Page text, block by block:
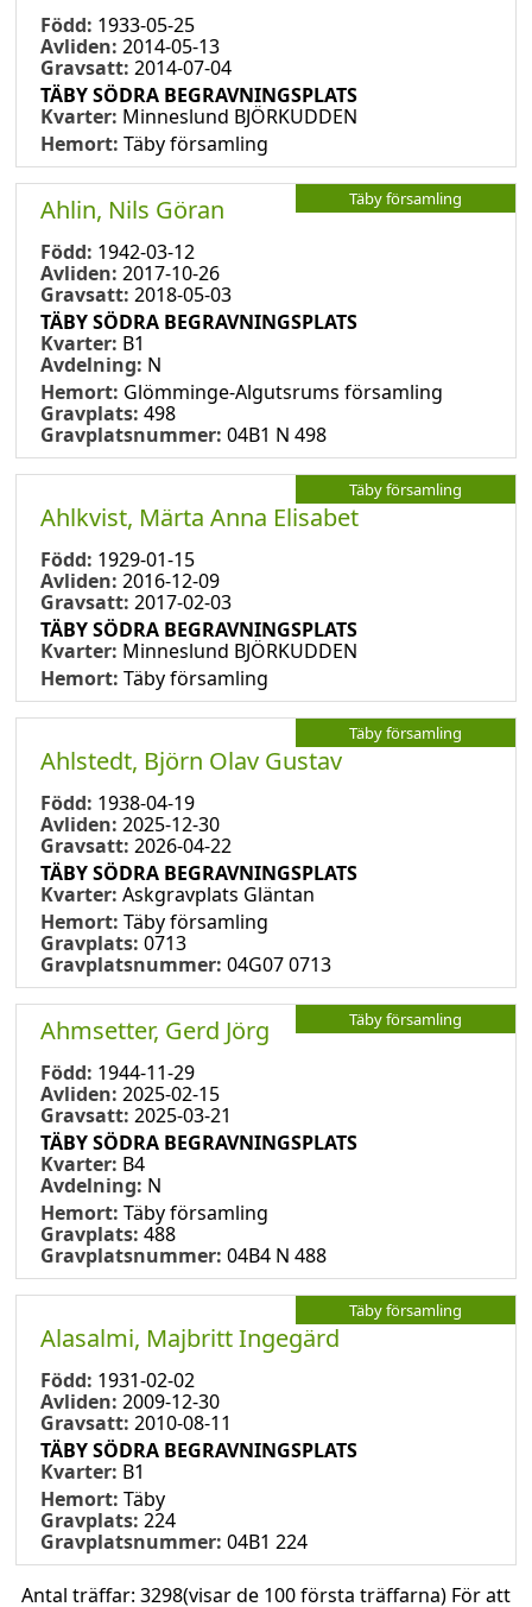
Född: 1933-05-25
Avliden: 2014-05-13
Gravsatt: 2014-07-04
TÄBY SÖDRA BEGRAVNINGSPLATS
Kvarter: Minneslund BJÖRKUDDEN
Hemort: Täby församling
Täby församling
Ahlin, Nils Göran
Född: 1942-03-12
Avliden: 2017-10-26
Gravsatt: 2018-05-03
TÄBY SÖDRA BEGRAVNINGSPLATS
Kvarter: B1
Avdelning: N
Hemort: Glömminge-Algutsrums församling
Gravplats: 498
Gravplatsnummer: 04B1 N 498
Täby församling
Ahlkvist, Märta Anna Elisabet
Född: 1929-01-15
Avliden: 2016-12-09
Gravsatt: 2017-02-03
TÄBY SÖDRA BEGRAVNINGSPLATS
Kvarter: Minneslund BJÖRKUDDEN
Hemort: Täby församling
Täby församling
Ahlstedt, Björn Olav Gustav
Född: 1938-04-19
Avliden: 2025-12-30
Gravsatt: 2026-04-22
TÄBY SÖDRA BEGRAVNINGSPLATS
Kvarter: Askgravplats Gläntan
Hemort: Täby församling
Gravplats: 0713
Gravplatsnummer: 04G07 0713
Täby församling
Ahmsetter, Gerd Jörg
Född: 1944-11-29
Avliden: 2025-02-15
Gravsatt: 2025-03-21
TÄBY SÖDRA BEGRAVNINGSPLATS
Kvarter: B4
Avdelning: N
Hemort: Täby församling
Gravplats: 488
Gravplatsnummer: 04B4 N 488
Täby församling
Alasalmi, Majbritt Ingegärd
Född: 1931-02-02
Avliden: 2009-12-30
Gravsatt: 2010-08-11
TÄBY SÖDRA BEGRAVNINGSPLATS
Kvarter: B1
Hemort: Täby
Gravplats: 224
Gravplatsnummer: 04B1 224
Antal träffar: 3298(visar de 100 första träffarna) För att